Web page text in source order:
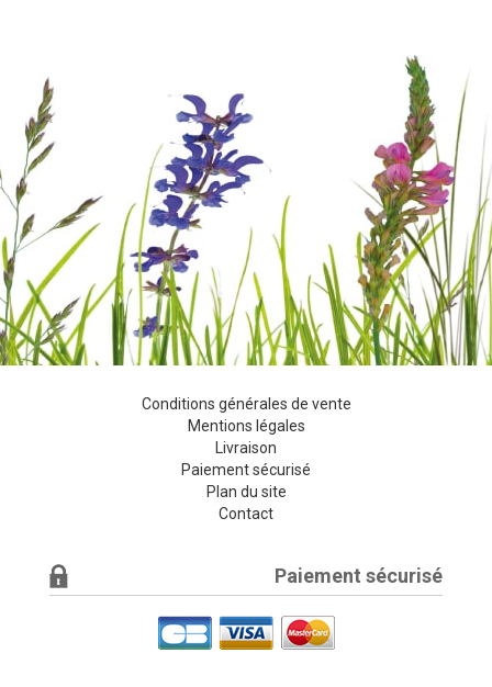
Conditions générales de vente
Mentions légales
Livraison
Paiement sécurisé
Plan du site
Contact
Paiement sécurisé